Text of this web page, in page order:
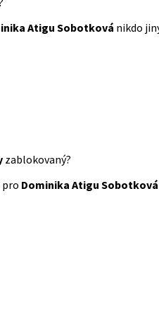
Atigu Sobotková nikdo
zablokovaný?
pro Dominika Atigu Sobotková